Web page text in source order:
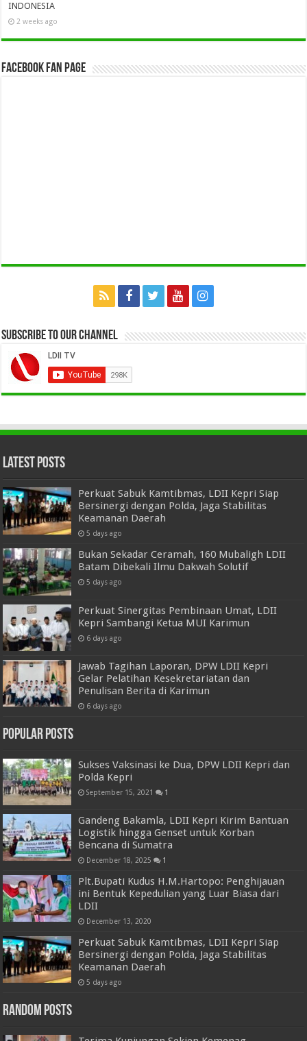
INDONESIA
2 weeks ago
Facebook Fan Page
Subscribe to our Channel
Latest Posts
Perkuat Sabuk Kamtibmas, LDII Kepri Siap
Bersinergi dengan Polda, Jaga Stabilitas
Keamanan Daerah
5 days ago
Bukan Sekadar Ceramah, 160 Mubaligh LDII
Batam Dibekali Ilmu Dakwah Solutif
5 days ago
Perkuat Sinergitas Pembinaan Umat, LDII
Kepri Sambangi Ketua MUI Karimun
6 days ago
Jawab Tagihan Laporan, DPW LDII Kepri
Gelar Pelatihan Kesekretariatan dan
Penulisan Berita di Karimun
6 days ago
Popular Posts
Sukses Vaksinasi ke Dua, DPW LDII Kepri dan
Polda Kepri
September 15, 2021 1
Gandeng Bakamla, LDII Kepri Kirim Bantuan
Logistik hingga Genset untuk Korban
Bencana di Sumatra
December 18, 2025 1
Plt.Bupati Kudus H.M.Hartopo: Penghijauan
ini Bentuk Kepedulian yang Luar Biasa dari
LDII
December 13, 2020
Perkuat Sabuk Kamtibmas, LDII Kepri Siap
Bersinergi dengan Polda, Jaga Stabilitas
Keamanan Daerah
5 days ago
Random Posts